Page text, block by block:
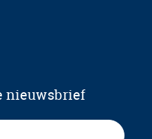
nieuwsbrief